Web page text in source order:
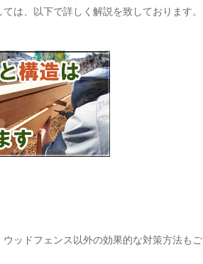
は、以下で詳しく解説を致しております。
ッドフェンス以外の効果的な対策方法もご